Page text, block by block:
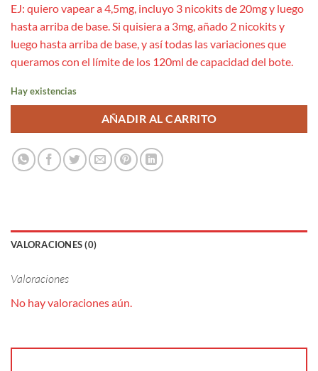
EJ: quiero vapear a 4,5mg, incluyo 3 nicokits de 20mg y luego
hasta arriba de base. Si quisiera a 3mg, añado 2 nicokits y
luego hasta arriba de base, y así todas las variaciones que
queramos con el límite de los 120ml de capacidad del bote.
Hay existencias
AÑADIR AL CARRITO
VALORACIONES (0)
Valoraciones
No hay valoraciones aún.